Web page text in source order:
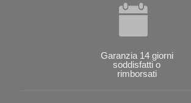
Garanzia 14 giorni
soddisfatti o
rimborsati